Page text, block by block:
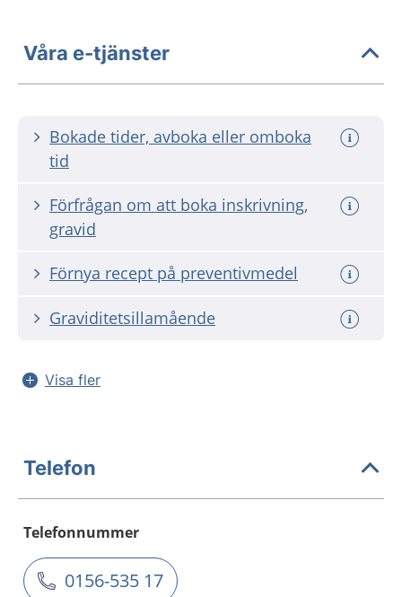
Våra e-tjänster
Bokade tider, avboka eller omboka
tid
Förfrågan om att boka inskrivning,
gravid
Förnya recept på preventivmedel
Graviditetsillamående
Visa fler
Telefon
Telefonnummer
0156-535 17